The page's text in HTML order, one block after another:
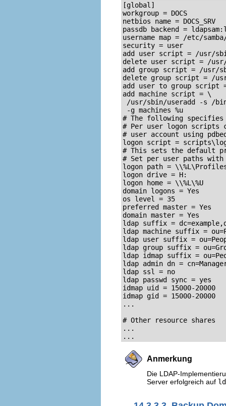
[global]
workgroup = DOCS
netbios name = DOCS_SRV
passdb backend =
username map = /etc/
security = user
add user script = /usr/
delete user script = /
add group script = /usr/
delete group script = /
add user to group script =
add machine script = \
/usr/sbin/useradd -s /
-g machines %u
# The following
# Per user logon scripts
# user account using
logon script =
# This sets the default
# Set per user paths with
logon path =
logon drive = H:
logon home = \\%L\%U
domain logons = Yes
os level = 35
preferred master = Yes
domain master = Yes
ldap suffix =
ldap machine suffix =
ldap user suffix =
ldap group suffix =
ldap idmap suffix =
ldap admin dn =
ldap ssl = no
ldap passwd sync = yes
idmap uid = 15000-20000
idmap gid = 15000-20000
...
# Other resource shares
...
...
Anmerkung
Die LDAP-
Server erfolgreich auf